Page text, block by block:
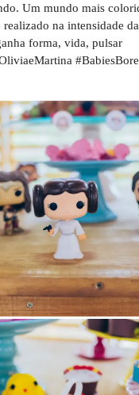
Um mundo mais
realizado na intensidade
forma, vida, pulsar